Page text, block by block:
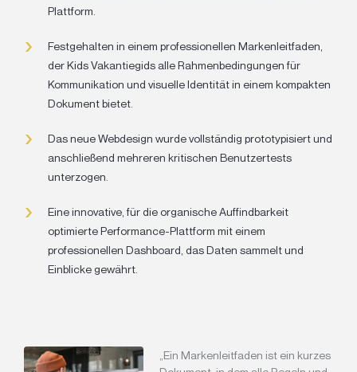
Plattform.
Festgehalten in einem professionellen Markenleitfaden,
der Kids Vakantiegids alle Rahmenbedingungen für
Kommunikation und visuelle Identität in einem kompakten
Dokument bietet.
Das neue Webdesign wurde vollständig prototypisiert und
anschließend mehreren kritischen Benutzertests
unterzogen.
Eine innovative, für die organische Auffindbarkeit
optimierte Performance-Plattform mit einem
professionellen Dashboard, das Daten sammelt und
Einblicke gewährt.
Ein Markenleitfaden ist ein kurzes